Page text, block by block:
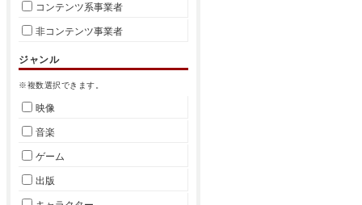
コンテンツ系事業者
非コンテンツ事業者
ジャンル
※複数選択できます。
映像
音楽
ゲーム
出版